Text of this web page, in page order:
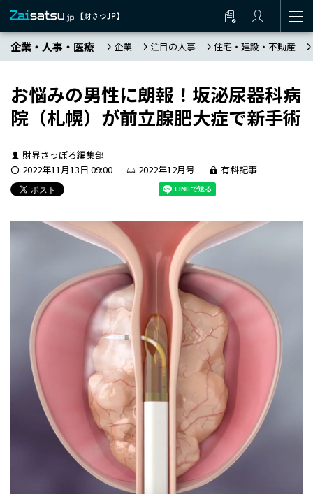
企業・人事・医療 企業 注目の人事 住宅・建設・不動産
お悩みの男性に朗報！坂泌尿器科病
院（札幌）が前立腺肥大症で新手術
財界さっぽろ編集部
2022年11月13日 09:00
2022年12月号 有料記事